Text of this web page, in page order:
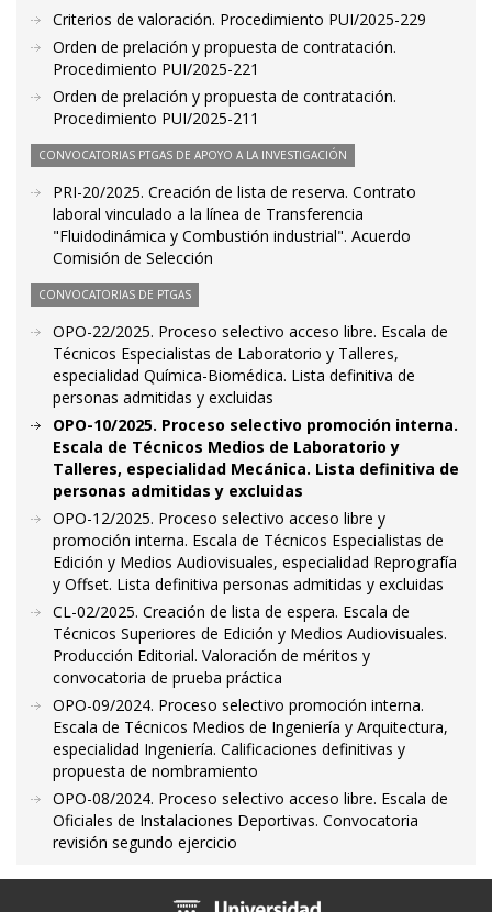
Criterios de valoración. Procedimiento PUI/2025-229
Orden de prelación y propuesta de contratación.
Procedimiento PUI/2025-221
Orden de prelación y propuesta de contratación.
Procedimiento PUI/2025-211
CONVOCATORIAS PTGAS DE APOYO A LA INVESTIGACIÓN
PRI-20/2025. Creación de lista de reserva. Contrato
laboral vinculado a la línea de Transferencia
"Fluidodinámica y Combustión industrial". Acuerdo
Comisión de Selección
CONVOCATORIAS DE PTGAS
OPO-22/2025. Proceso selectivo acceso libre. Escala de
Técnicos Especialistas de Laboratorio y Talleres,
especialidad Química-Biomédica. Lista definitiva de
personas admitidas y excluidas
OPO-10/2025. Proceso selectivo promoción interna.
Escala de Técnicos Medios de Laboratorio y
Talleres, especialidad Mecánica. Lista definitiva de
personas admitidas y excluidas
OPO-12/2025. Proceso selectivo acceso libre y
promoción interna. Escala de Técnicos Especialistas de
Edición y Medios Audiovisuales, especialidad Reprografía
y Offset. Lista definitiva personas admitidas y excluidas
CL-02/2025. Creación de lista de espera. Escala de
Técnicos Superiores de Edición y Medios Audiovisuales.
Producción Editorial. Valoración de méritos y
convocatoria de prueba práctica
OPO-09/2024. Proceso selectivo promoción interna.
Escala de Técnicos Medios de Ingeniería y Arquitectura,
especialidad Ingeniería. Calificaciones definitivas y
propuesta de nombramiento
OPO-08/2024. Proceso selectivo acceso libre. Escala de
Oficiales de Instalaciones Deportivas. Convocatoria
revisión segundo ejercicio